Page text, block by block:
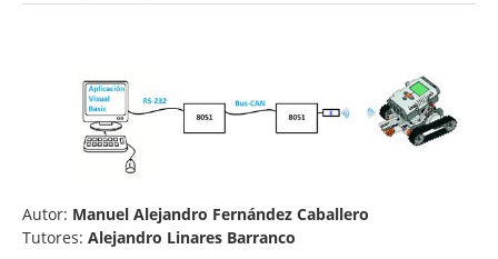
Autor: Manuel Alejandro Fernández Caballero
Tutores: Alejandro Linares Barranco